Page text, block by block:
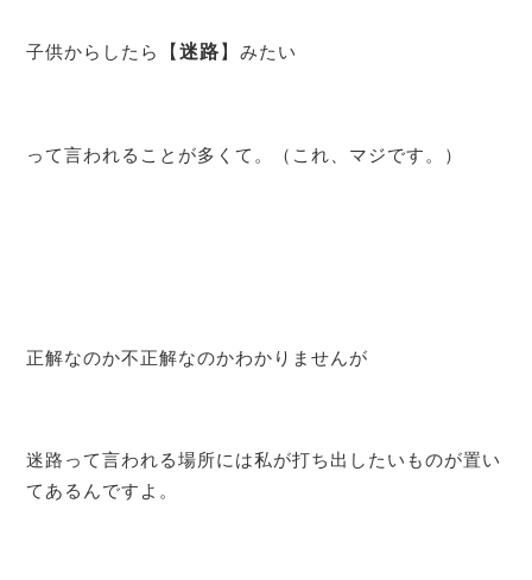
子供からしたら 【迷路 】みたい
って言われることが多くて。（これ、マジです。）
正解なのか不正解なのかわかりませんが
迷路って言われる場所には私が打ち出したいものが置い
てあるんですよ。